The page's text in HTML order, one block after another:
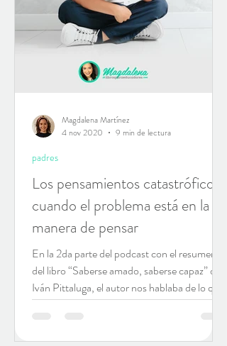
Los pensamientos catastróficos:
cuando el problema está en la
manera de pensar
En la 2da parte del podcast con el resumen
del libro “Saberse amado, saberse capaz” de
Iván Pittaluga, el autor nos hablaba de lo que
un...
padres
Magdalena Martínez
4 nov 2020
9 min de lectura